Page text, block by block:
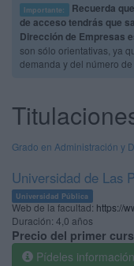
Importante:
Recuerda
de acceso tendrás que
Dirección de Empresas
son sólo orientativas, ya
demanda y del número de
Grado en Administración y
Universidad de Las
Universidad Pública
Web de la facultad: https://
Duración: 4,0 años
Precio del primer
Pídeles